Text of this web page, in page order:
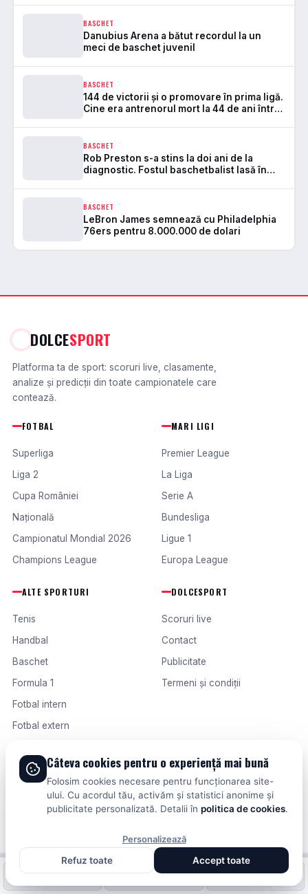
BASCHET
Danubius Arena a bătut recordul la un
meci de baschet juvenil
BASCHET
144 de victorii și o promovare în prima ligă.
Cine era antrenorul mort la 44 de ani într-
BASCHET
Rob Preston s-a stins la doi ani de la
diagnostic. Fostul baschetbalist lasă în
BASCHET
LeBron James semnează cu Philadelphia
76ers pentru 8.000.000 de dolari
DOLCESPORT
Platforma ta de sport: scoruri live, clasamente,
analize și predicții din toate campionatele care
contează.
FOTBAL
Superliga
Liga 2
Cupa României
Națională
Campionatul Mondial 2026
Champions League
MARI LIGI
Premier League
La Liga
Serie A
Bundesliga
Ligue 1
Europa League
ALTE SPORTURI
Tenis
Handbal
Baschet
Formula 1
Fotbal intern
Fotbal extern
DOLCESPORT
Scoruri live
Contact
Publicitate
Termeni și condiții
© 2026 DOLCESPORT. TOATE DREPTURILE REZERVATE.
SCORURI, CLASAMENTE ȘI ANALIZE DIN TOATE COMPETIȚIILE
Fotbal intern Fotbal extern Scoruri live
Câteva cookies pentru o experiență mai bună
Folosim cookies necesare pentru funcționarea site-
ului. Cu acordul tău, activăm și statistici anonime și
publicitate personalizată. Detalii în politica de cookies.
Personalizează
Refuz toate
Accept toate